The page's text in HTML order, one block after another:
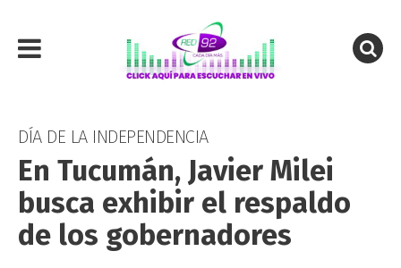
DÍA DE LA INDEPENDENCIA
En Tucumán, Javier Milei
busca exhibir el respaldo
de los gobernadores